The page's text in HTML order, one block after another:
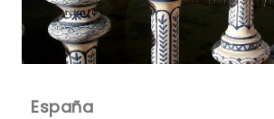
España